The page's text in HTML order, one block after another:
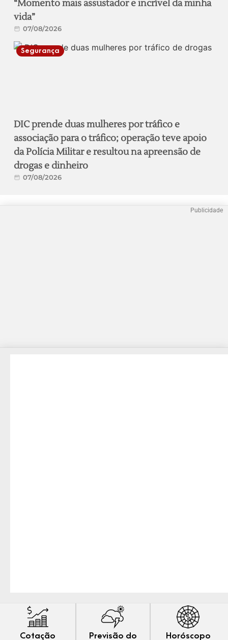
“Momento mais assustador e incrível da minha
vida”
07/08/2026
Segurança
DIC prende duas mulheres por tráfico e
associação para o tráfico; operação teve apoio
da Polícia Militar e resultou na apreensão de
drogas e dinheiro
07/08/2026
Publicidade
Cotação
Previsão do
Horóscopo